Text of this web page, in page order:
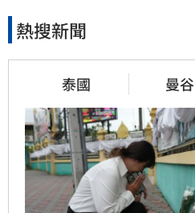
熱搜新聞
泰國 曼谷